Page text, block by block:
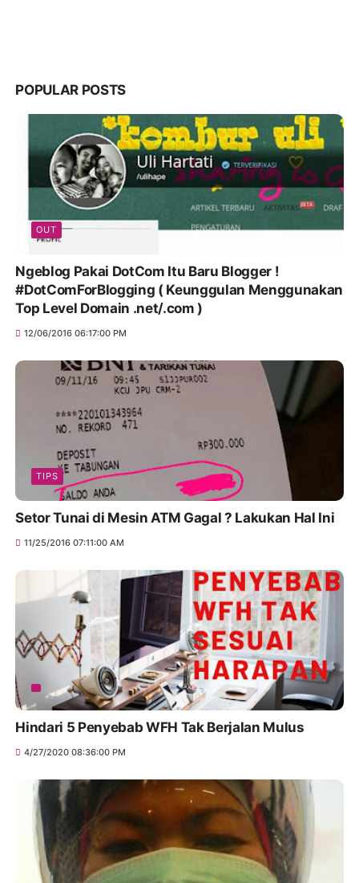
POPULAR POSTS
OUT
Ngeblog Pakai DotCom Itu Baru Blogger !
#DotComForBlogging ( Keunggulan Menggunakan
Top Level Domain .net/.com )
12/06/2016 06:17:00 PM
TIPS
Setor Tunai di Mesin ATM Gagal ? Lakukan Hal Ini
11/25/2016 07:11:00 AM
Hindari 5 Penyebab WFH Tak Berjalan Mulus
4/27/2020 08:36:00 PM